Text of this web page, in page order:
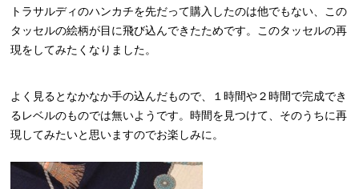
トラサルディのハンカチを先だって購入したのは他でもない、この
タッセルの絵柄が目に飛び込んできたためです。このタッセルの再
現をしてみたくなりました。
よく見るとなかなか手の込んだもので、１時間や２時間で完成でき
るレベルのものでは無いようです。時間を見つけて、そのうちに再
現してみたいと思いますのでお楽しみに。